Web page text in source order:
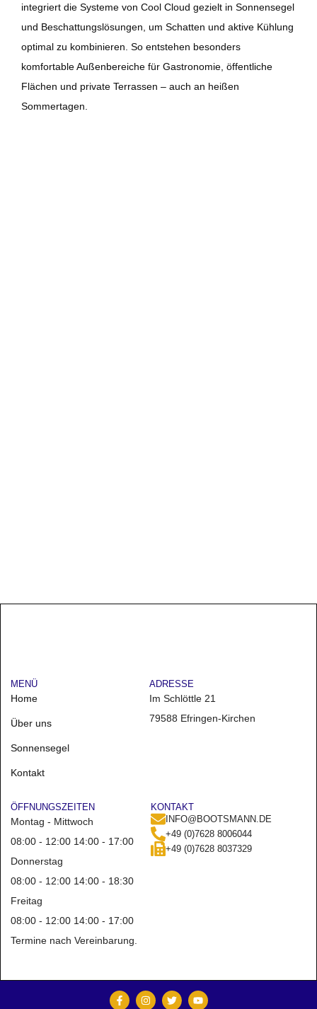
integriert die Systeme von Cool Cloud gezielt in Sonnensegel
und Beschattungslösungen, um Schatten und aktive Kühlung
optimal zu kombinieren. So entstehen besonders
komfortable Außenbereiche für Gastronomie, öffentliche
Flächen und private Terrassen – auch an heißen
Sommertagen.
MENÜ
Home
Über uns
Sonnensegel
Kontakt
ADRESSE
Im Schlöttle 21
79588 Efringen-Kirchen
ÖFFNUNGSZEITEN
Montag - Mittwoch
08:00 - 12:00 14:00 - 17:00
Donnerstag
08:00 - 12:00 14:00 - 18:30
Freitag
08:00 - 12:00 14:00 - 17:00
Termine nach Vereinbarung.
KONTAKT
INFO@BOOTSMANN.DE
+49 (0)7628 8006044
+49 (0)7628 8037329